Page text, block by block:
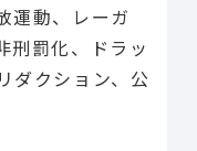
運動、レーガ
刑罰化、ドラッ
ダクション、公